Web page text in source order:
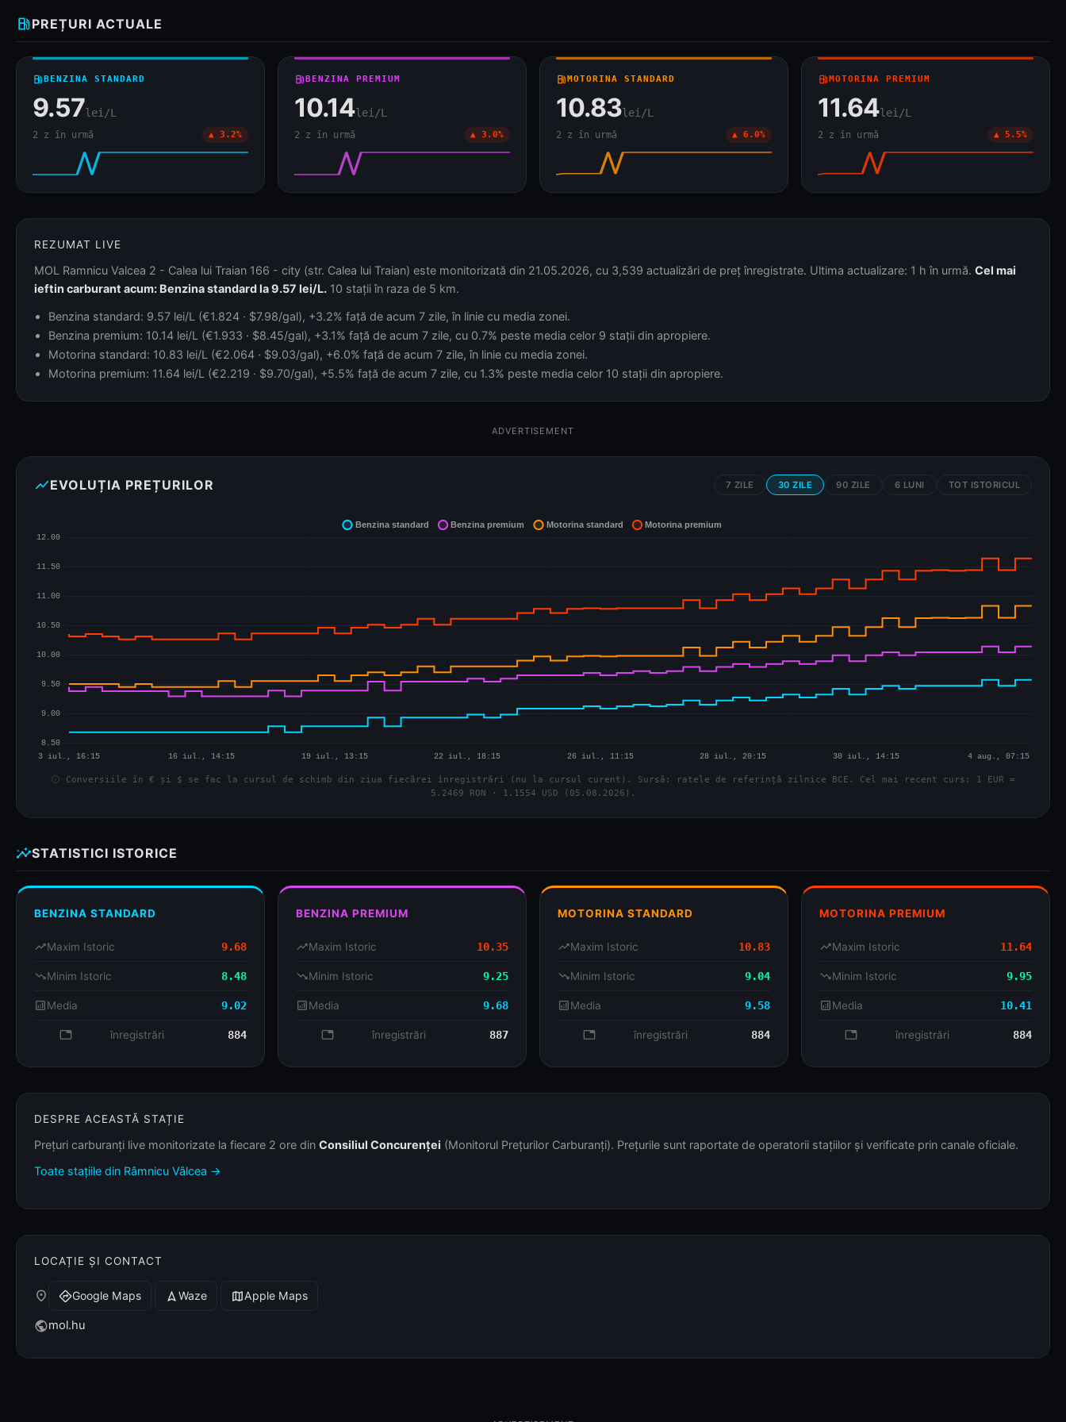
local_gas_station PREȚURI ACTUALE
local_gas_stationBENZINA STANDARD
9.57lei/L
2 z în urmă ▲ 3.2%
local_gas_stationBENZINA PREMIUM
10.14lei/L
2 z în urmă ▲ 3.0%
local_gas_stationMOTORINA STANDARD
10.83lei/L
2 z în urmă ▲ 6.0%
local_gas_stationMOTORINA PREMIUM
11.64lei/L
2 z în urmă ▲ 5.5%
REZUMAT LIVE
MOL Ramnicu Valcea 2 - Calea lui Traian 166 - city (str. Calea lui Traian) este monitorizată din 21.05.2026, cu 3,539 actualizări de preț înregistrate. Ultima actualizare: 1 h în urmă. Cel mai
ieftin carburant acum: Benzina standard la 9.57 lei/L. 10 stații în raza de 5 km.
Benzina standard: 9.57 lei/L (€1.824 · $7.98/gal), +3.2% față de acum 7 zile, în linie cu media zonei.
Benzina premium: 10.14 lei/L (€1.933 · $8.45/gal), +3.1% față de acum 7 zile, cu 0.7% peste media celor 9 stații din apropiere.
Motorina standard: 10.83 lei/L (€2.064 · $9.03/gal), +6.0% față de acum 7 zile, în linie cu media zonei.
Motorina premium: 11.64 lei/L (€2.219 · $9.70/gal), +5.5% față de acum 7 zile, cu 1.3% peste media celor 10 stații din apropiere.
ADVERTISEMENT
show_chartEVOLUȚIA PREȚURILOR 7 ZILE 30 ZILE 90 ZILE 6 LUNI TOT ISTORICUL
info
Conversiile în € și $ se fac la cursul de schimb din ziua fiecărei înregistrări (nu la cursul curent). Sursă: ratele de referință zilnice BCE. Cel mai recent curs: 1 EUR =
5.2469 RON · 1.1554 USD (05.08.2026).
insightsSTATISTICI ISTORICE
BENZINA STANDARD
trending_upMaxim Istoric 9.68
trending_downMinim Istoric 8.48
analyticsMedia 9.02
database înregistrări 884
BENZINA PREMIUM
trending_upMaxim Istoric 10.35
trending_downMinim Istoric 9.25
analyticsMedia 9.68
database înregistrări 887
MOTORINA STANDARD
trending_upMaxim Istoric 10.83
trending_downMinim Istoric 9.04
analyticsMedia 9.58
database înregistrări 884
MOTORINA PREMIUM
trending_upMaxim Istoric 11.64
trending_downMinim Istoric 9.95
analyticsMedia 10.41
database înregistrări 884
DESPRE ACEASTĂ STAȚIE
Prețuri carburanți live monitorizate la fiecare 2 ore din Consiliul Concurenței (Monitorul Prețurilor Carburanți). Prețurile sunt raportate de operatorii stațiilor și verificate prin canale oficiale.
Toate stațiile din Râmnicu Vâlcea →
LOCAȚIE ȘI CONTACT
place directionsGoogle Maps navigation Waze mapApple Maps
publicmol.hu